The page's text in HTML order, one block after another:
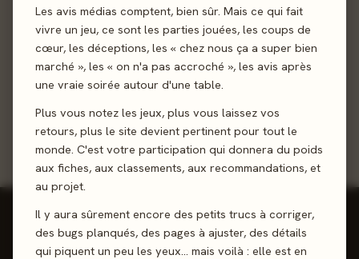
Les avis médias comptent, bien sûr. Mais ce qui fait
vivre un jeu, ce sont les parties jouées, les coups de
cœur, les déceptions, les « chez nous ça a super bien
marché », les « on n'a pas accroché », les avis après
une vraie soirée autour d'une table.
Plus vous notez les jeux, plus vous laissez vos
retours, plus le site devient pertinent pour tout le
monde. C'est votre participation qui donnera du poids
aux fiches, aux classements, aux recommandations, et
au projet.
Il y aura sûrement encore des petits trucs à corriger,
des bugs planqués, des pages à ajuster, des détails
qui piquent un peu les yeux… mais voilà : elle est en